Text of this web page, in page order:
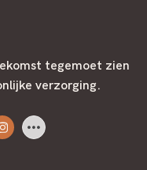
tegemoet zien
verzorging.